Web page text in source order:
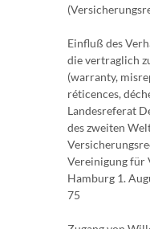
Einfluß des
die vertraglich
(warranty,
réticences,
Landesreferat
des zweiten
Vereinigung für
Hamburg 1.
75